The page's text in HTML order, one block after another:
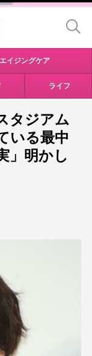
エイジングケア
ライフ
タジアム
いる最中
」明かし